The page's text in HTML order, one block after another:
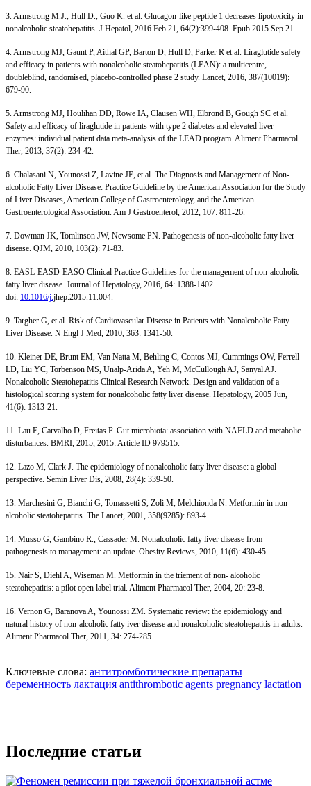
3. Armstrong M.J., Hull D., Guo K. et al. Glucagon-like peptide 1 decreases lipotoxicity in
nonalcoholic steatohepatitis. J Hepatol, 2016 Feb 21, 64(2):399-408. Epub 2015 Sep 21.
4. Armstrong MJ, Gaunt P, Aithal GP, Barton D, Hull D, Parker R et al. Liraglutide safety
and efficacy in patients with nonalcoholic steatohepatitis (LEAN): a multicentre,
doubleblind, randomised, placebo-controlled phase 2 study. Lancet, 2016, 387(10019):
679-90.
5. Armstrong MJ, Houlihan DD, Rowe IA, Clausen WH, Elbrond B, Gough SC et al.
Safety and efficacy of liraglutide in patients with type 2 diabetes and elevated liver
enzymes: individual patient data meta-analysis of the LEAD program. Aliment Pharmacol
Ther, 2013, 37(2): 234-42.
6. Chalasani N, Younossi Z, Lavine JE, et al. The Diagnosis and Management of Non-
alcoholic Fatty Liver Disease: Practice Guideline by the American Association for the Study
of Liver Diseases, American College of Gastroenterology, and the American
Gastroenterological Association. Am J Gastroenterol, 2012, 107: 811-26.
7. Dowman JK, Tomlinson JW, Newsome PN. Pathogenesis of non-alcoholic fatty liver
disease. QJM, 2010, 103(2): 71-83.
8. EASL-EASD-EASO Clinical Practice Guidelines for the management of non-alcoholic
fatty liver disease. Journal of Hepatology, 2016, 64: 1388-1402.
doi: 10.1016/j.jhep.2015.11.004.
9. Targher G, et al. Risk of Cardiovascular Disease in Patients with Nonalcoholic Fatty
Liver Disease. N Engl J Med, 2010, 363: 1341-50.
10. Kleiner DE, Brunt EM, Van Natta M, Behling C, Contos MJ, Cummings OW, Ferrell
LD, Liu YC, Torbenson MS, Unalp-Arida A, Yeh M, McCullough AJ, Sanyal AJ.
Nonalcoholic Steatohepatitis Clinical Research Network. Design and validation of a
histological scoring system for nonalcoholic fatty liver disease. Hepatology, 2005 Jun,
41(6): 1313-21.
11. Lau E, Carvalho D, Freitas P. Gut microbiota: association with NAFLD and metabolic
disturbances. BMRI, 2015, 2015: Article ID 979515.
12. Lazo M, Clark J. The epidemiology of nonalcoholic fatty liver disease: a global
perspective. Semin Liver Dis, 2008, 28(4): 339-50.
13. Marchesini G, Bianchi G, Tomassetti S, Zoli M, Melchionda N. Metformin in non-
alcoholic steatohepatitis. The Lancet, 2001, 358(9285): 893-4.
14. Musso G, Gambino R., Cassader M. Nonalcoholic fatty liver disease from
pathogenesis to management: an update. Obesity Reviews, 2010, 11(6): 430-45.
15. Nair S, Diehl A, Wiseman M. Metformin in the triement of non- alcoholic
steatohepatitis: a pilot open label trial. Aliment Pharmacol Ther, 2004, 20: 23-8.
16. Vernon G, Baranova A, Younossi ZM. Systematic review: the epidemiology and
natural history of non-alcoholic fatty iver disease and nonalcoholic steatohepatitis in adults.
Aliment Pharmacol Ther, 2011, 34: 274-285.
Ключевые слова: антитромботические препараты
беременность лактация antithrombotic agents pregnancy lactation
Последние статьи